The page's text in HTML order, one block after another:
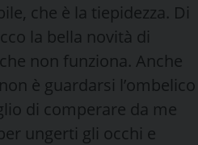
che è la tiepidezza. Di
la bella novità di
non funziona. Anche
è guardarsi l’ombelico
di comperare da me
ungerti gli occhi e